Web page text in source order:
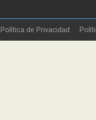
Política de Privacidad